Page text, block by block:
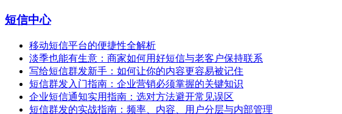
短信中心
移动短信平台的便捷性全解析
淡季也能有生意：商家如何用好短信与老客户保持联系
写给短信群发新手：如何让你的内容更容易被记住
短信群发入门指南：企业营销必须掌握的关键知识
企业短信通知实用指南：选对方法避开常见误区
短信群发的实战指南：频率、内容、用户分层与内部管理